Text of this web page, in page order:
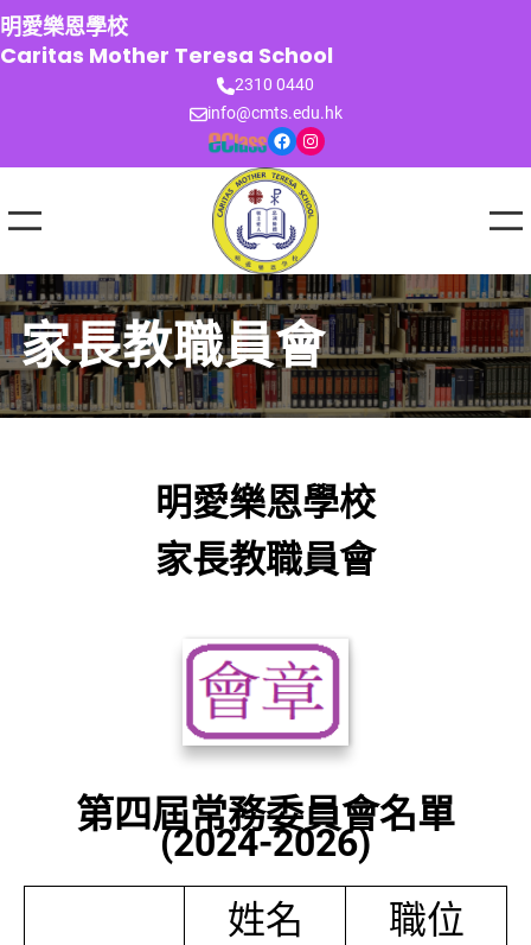
跳
至
主
明愛樂恩學校
Caritas Mother Teresa School
2310 0440
info@cmts.edu.hk
Facebook Instagram
家長教職員會
明愛樂恩學校
家長教職員會
第四屆常務委員會名單
(2024-2026)
姓名
職位